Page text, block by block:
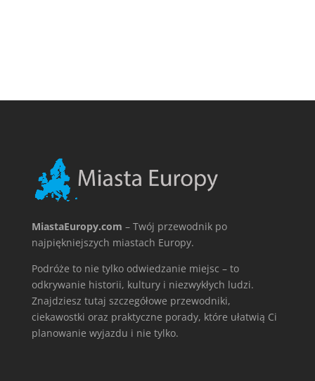
MiastaEuropy.com – Twój przewodnik po
najpiękniejszych miastach Europy.
Podróże to nie tylko odwiedzanie miejsc – to
odkrywanie historii, kultury i niezwykłych ludzi.
Znajdziesz tutaj szczegółowe przewodniki,
ciekawostki oraz praktyczne porady, które ułatwią Ci
planowanie wyjazdu i nie tylko.